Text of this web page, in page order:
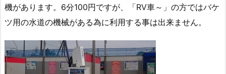
機があります。6分100円ですが、「RV車～」の方ではバケ
ツ用の水道の機械がある為に利用する事は出来ません。